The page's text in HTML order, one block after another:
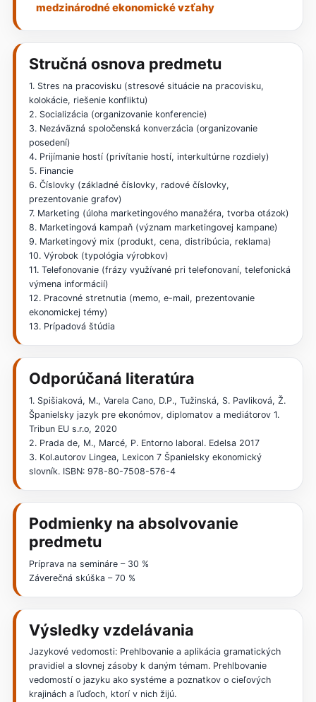
medzinárodné ekonomické vzťahy
Stručná osnova predmetu
1. Stres na pracovisku (stresové situácie na pracovisku,
kolokácie, riešenie konfliktu)
2. Socializácia (organizovanie konferencie)
3. Nezáväzná spoločenská konverzácia (organizovanie
posedení)
4. Prijímanie hostí (privítanie hostí, interkultúrne rozdiely)
5. Financie
6. Číslovky (základné číslovky, radové číslovky,
prezentovanie grafov)
7. Marketing (úloha marketingového manažéra, tvorba otázok)
8. Marketingová kampaň (význam marketingovej kampane)
9. Marketingový mix (produkt, cena, distribúcia, reklama)
10. Výrobok (typológia výrobkov)
11. Telefonovanie (frázy využívané pri telefonovaní, telefonická
výmena informácií)
12. Pracovné stretnutia (memo, e-mail, prezentovanie
ekonomickej témy)
13. Prípadová štúdia
Odporúčaná literatúra
1. Spišiaková, M., Varela Cano, D.P., Tužinská, S. Pavliková, Ž.
Španielsky jazyk pre ekonómov, diplomatov a mediátorov 1.
Tribun EU s.r.o, 2020
2. Prada de, M., Marcé, P. Entorno laboral. Edelsa 2017
3. Kol.autorov Lingea, Lexicon 7 Španielsky ekonomický
slovník. ISBN: 978-80-7508-576-4
Podmienky na absolvovanie
predmetu
Príprava na semináre – 30 %
Záverečná skúška – 70 %
Výsledky vzdelávania
Jazykové vedomosti: Prehlbovanie a aplikácia gramatických
pravidiel a slovnej zásoby k daným témam. Prehlbovanie
vedomostí o jazyku ako systéme a poznatkov o cieľových
krajinách a ľuďoch, ktorí v nich žijú.